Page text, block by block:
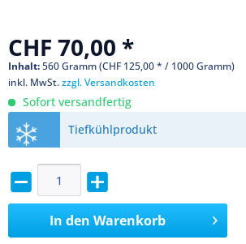
CHF 70,00 *
Inhalt:560 Gramm (CHF 125,00 * / 1000 Gramm)
inkl. MwSt.zzgl. Versandkosten
Sofort versandfertig
Tiefkühlprodukt
In den Warenkorb